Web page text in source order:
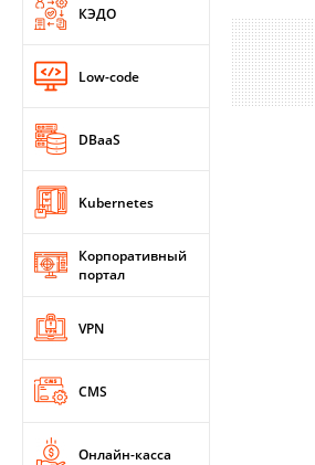
КЭДО
Low-code
DBaaS
Kubernetes
Корпоративный
портал
VPN
CMS
Онлайн-касса